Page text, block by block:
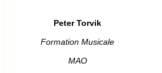
Peter Torvik
Formation Musicale
MAO